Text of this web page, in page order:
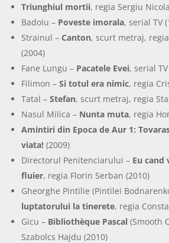
Triunghiul mortii, regia Sergiu
Badoiu – Poveste imorala, serial TV
Strainul – Canton, scurt metraj,
(2004)
Fane Lungu – Pacatele Evei, serial
Filimon –Si totul era nimic, regia
Tatal –Stefan, scurt metraj, regia
Nasul Milica – Nunta muta, regia
Amintiri din Epoca de Aur 1:
viata! (2009)
Directorul Penitenciarului – Eu cand
fluier, regia Florin Serban (2010)
Gheorghe Pintilie (Pintilei
luptatorului la tinerete, regia
Gicu – Bibliothèque Pascal (Smooth
Szabolcs Hajdu (2010)